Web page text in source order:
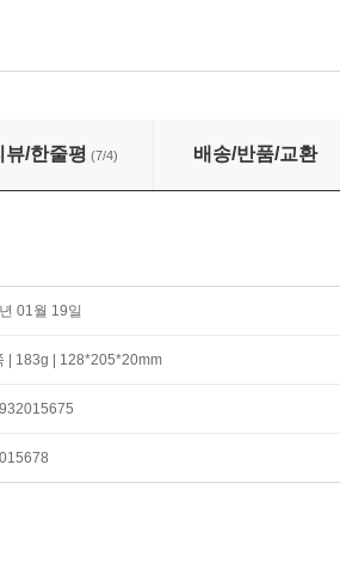
뷰/한줄평 (7/4) 배송/반품/교환
01월 19일
| 183g | 128*205*20mm